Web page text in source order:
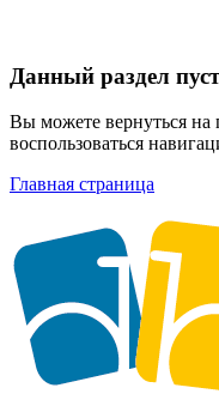
Данный раздел пуст
Вы можете вернуться на
воспользоваться
Главная страница